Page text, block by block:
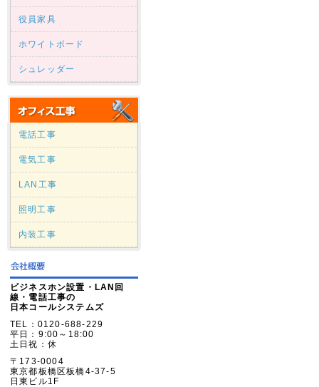
役員家具
ホワイトボード
シュレッダー
電話工事
電気工事
LAN工事
照明工事
内装工事
ビジネスホン設置・LAN回
線・電話工事の
日本コールシステムズ
TEL：0120-688-229
平日：9:00～18:00
土日祝：休
〒173-0004
東京都板橋区板橋4-37-5
日東ビル1F